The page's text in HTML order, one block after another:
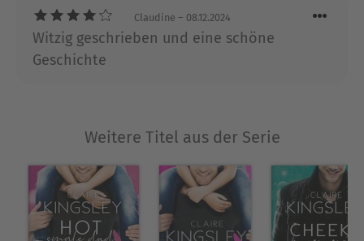
rest find ich echt gut. Zusatz: ich fand den
Schreibstil erst etwas gewöhnungsbedürftig.
Nachdem ich aber die letzten Kapitel
Claudine – 08.12.2024
Witzig geschrieben und eine schöne
Geschichte
Weitere Titel aus der Serie